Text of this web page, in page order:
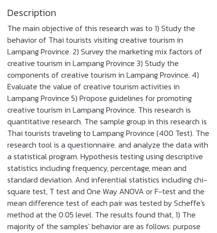
Description
The main objective of this research was to 1) Study the
behavior of Thai tourists visiting creative tourism in
Lampang Province. 2) Survey the marketing mix factors of
creative tourism in Lampang Province 3) Study the
components of creative tourism in Lampang Province. 4)
Evaluate the value of creative tourism activities in
Lampang Province 5) Propose guidelines for promoting
creative tourism in Lampang Province. This research is
quantitative research. The sample group in this research is
Thai tourists traveling to Lampang Province (400 Test). The
research tool is a questionnaire. and analyze the data with
a statistical program. Hypothesis testing using descriptive
statistics including frequency, percentage, mean and
standard deviation. And inferential statistics including chi-
square test, T test and One Way ANOVA or F-test and the
mean difference test of each pair was tested by Scheffe's
method at the 0.05 level. The results found that, 1) The
majority of the samples' behavior are as follows: purpose